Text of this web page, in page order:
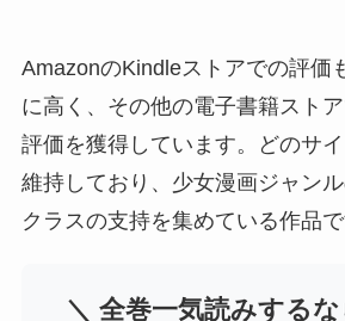
AmazonのKindleストアでの評価
に高く、その他の電子書籍スト
評価を獲得しています。どのサ
維持しており、少女漫画ジャン
クラスの支持を集めている作品で
＼ 全巻一気読みする